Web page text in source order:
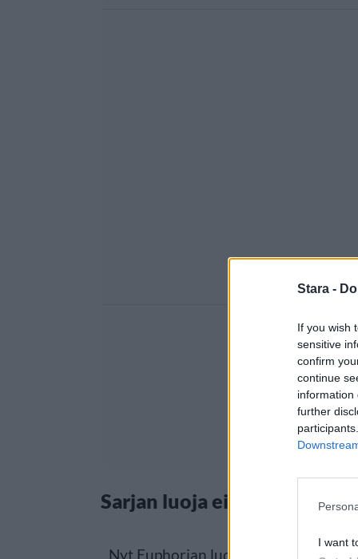
Stara -
If you wish
sensitive
confirm
continue
information
further
I want
Sarjan luoja ei lupaa jatkoa
Nyt Euphorian luoja Sam Levinson